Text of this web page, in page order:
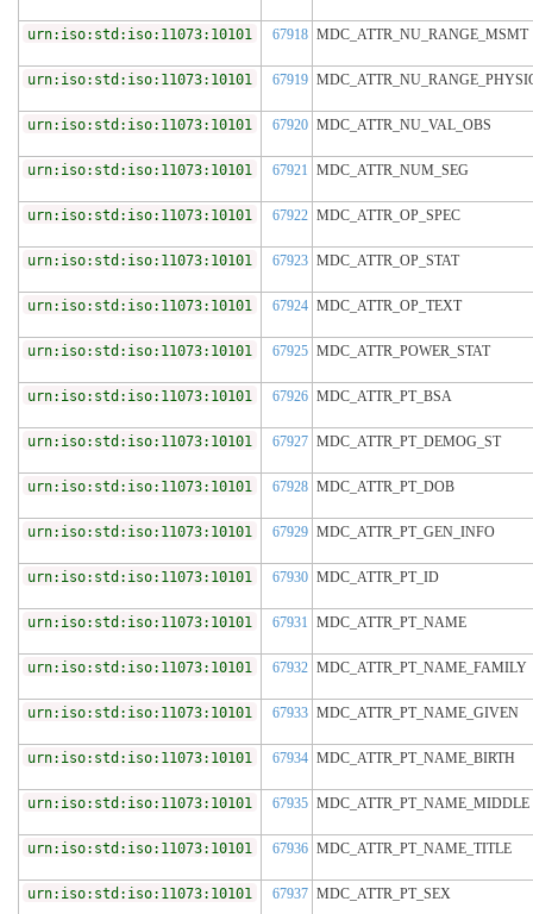
urn:iso:std:iso:11073:10101 67918 MDC_ATTR_NU_RANGE_MSMT
urn:iso:std:iso:11073:10101 67919
urn:iso:std:iso:11073:10101 67920 MDC_ATTR_NU_VAL_OBS
urn:iso:std:iso:11073:10101 67921 MDC_ATTR_NUM_SEG
urn:iso:std:iso:11073:10101 67922 MDC_ATTR_OP_SPEC
urn:iso:std:iso:11073:10101 67923 MDC_ATTR_OP_STAT
urn:iso:std:iso:11073:10101 67924 MDC_ATTR_OP_TEXT
urn:iso:std:iso:11073:10101 67925 MDC_ATTR_POWER_STAT
urn:iso:std:iso:11073:10101 67926 MDC_ATTR_PT_BSA
urn:iso:std:iso:11073:10101 67927 MDC_ATTR_PT_DEMOG_ST
urn:iso:std:iso:11073:10101 67928 MDC_ATTR_PT_DOB
urn:iso:std:iso:11073:10101 67929 MDC_ATTR_PT_GEN_INFO
urn:iso:std:iso:11073:10101 67930 MDC_ATTR_PT_ID
urn:iso:std:iso:11073:10101 67931 MDC_ATTR_PT_NAME
urn:iso:std:iso:11073:10101 67932 MDC_ATTR_PT_NAME_FAMILY
urn:iso:std:iso:11073:10101 67933 MDC_ATTR_PT_NAME_GIVEN
urn:iso:std:iso:11073:10101 67934 MDC_ATTR_PT_NAME_BIRTH
urn:iso:std:iso:11073:10101 67935 MDC_ATTR_PT_NAME_MIDDLE
urn:iso:std:iso:11073:10101 67936 MDC_ATTR_PT_NAME_TITLE
urn:iso:std:iso:11073:10101 67937 MDC_ATTR_PT_SEX